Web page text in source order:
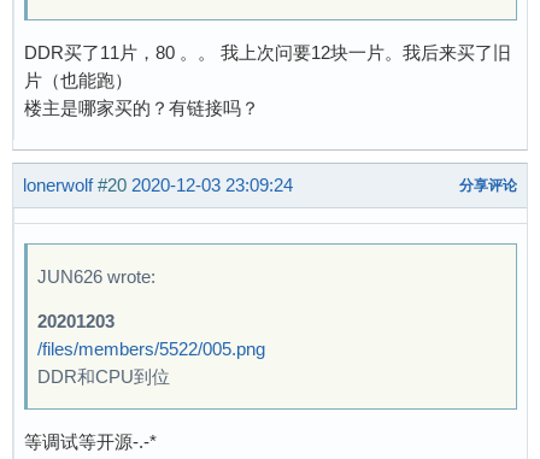
DDR买了11片，80 。。 我上次问要12块一片。我后来买了旧
片（也能跑）
楼主是哪家买的？有链接吗？
lonerwolf #20 2020-12-03 23:09:24 分享评论
JUN626 wrote:
20201203
/files/members/5522/005.png
DDR和CPU到位
等调试等开源-.-*